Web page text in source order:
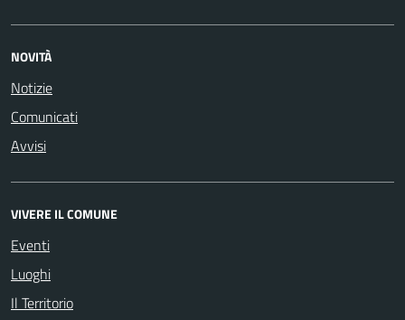
NOVITÀ
Notizie
Comunicati
Avvisi
VIVERE IL COMUNE
Eventi
Luoghi
Il Territorio